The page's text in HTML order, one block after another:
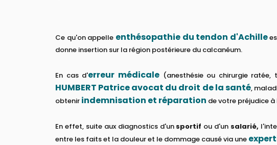
Ce qu'on appelle enthésopathie du tendon d'Achille
donne insertion sur la région postérieure du calcanéum.
En cas d'erreur médicale(anesthésie ou chirurgie ratée,
HUMBERT Patrice avocat du droit de la santé,
obtenir indemnisation et réparation de votre préjudice à
En effet, suite aux diagnostics d'un sportif ou d'un salarié,
entre les faits et la douleur et le dommage causé via une